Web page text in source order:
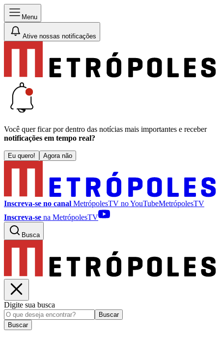
Menu
Ative nossas notificações
Você quer ficar por dentro das notícias mais importantes e receber
notificações em tempo real?
Eu quero! Agora não
Inscreva-se no canal MetrópolesTV noYouTubeMetrópolesTV
Inscreva-se na MetrópolesTV
Busca
Digite sua busca
Buscar
Buscar